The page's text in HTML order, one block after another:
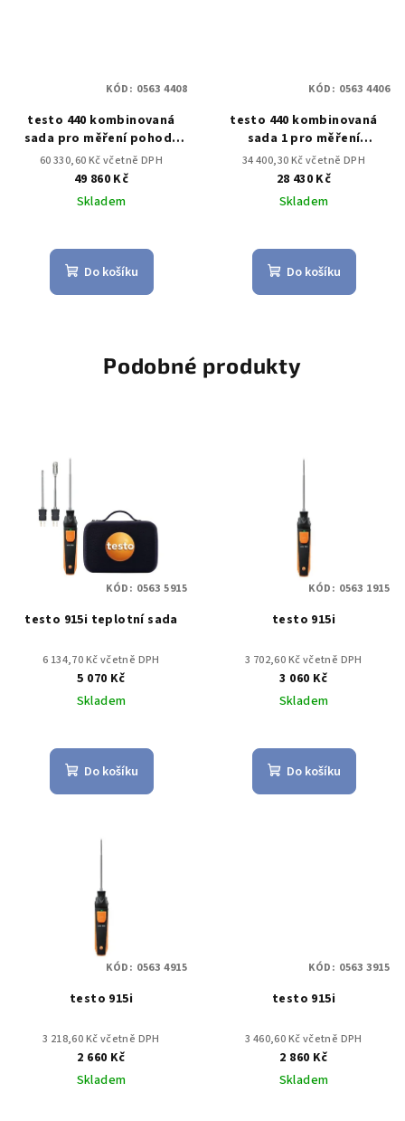
testo 440 kombinovaná
sada pro měření pohody
prostředí s BT
60 330,60 Kč včetně DPH
49 860 Kč
Skladem
Do košíku
KÓD: 0563 4408
testo 440 kombinovaná
sada 1 pro měření
proudění s BT
34 400,30 Kč včetně DPH
28 430 Kč
Skladem
Do košíku
KÓD: 0563 4406
Podobné produkty
testo 915i teplotní sada
6 134,70 Kč včetně DPH
5 070 Kč
Skladem
Do košíku
KÓD: 0563 5915
testo 915i
3 702,60 Kč včetně DPH
3 060 Kč
Skladem
Do košíku
KÓD: 0563 1915
testo 915i
3 218,60 Kč včetně DPH
2 660 Kč
Skladem
KÓD: 0563 4915
testo 915i
3 460,60 Kč včetně DPH
2 860 Kč
Skladem
KÓD: 0563 3915